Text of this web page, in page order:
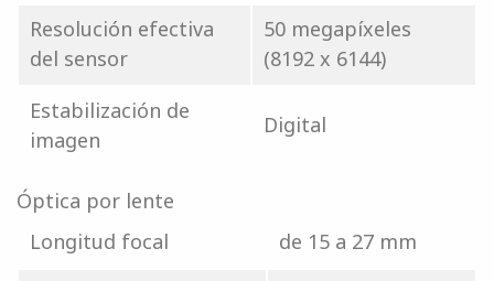
Resolución efectiva
del sensor
50 megapíxeles
(8192 x 6144)
Estabilización de
imagen
Digital
Óptica por lente
Longitud focal
de 15 a 27 mm